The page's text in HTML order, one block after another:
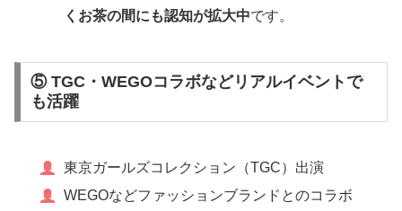
くお茶の間にも認知が拡大中です。
⑤ TGC・WEGOコラボなどリアルイベントで
も活躍
東京ガールズコレクション（TGC）出演
WEGOなどファッションブランドとのコラボ